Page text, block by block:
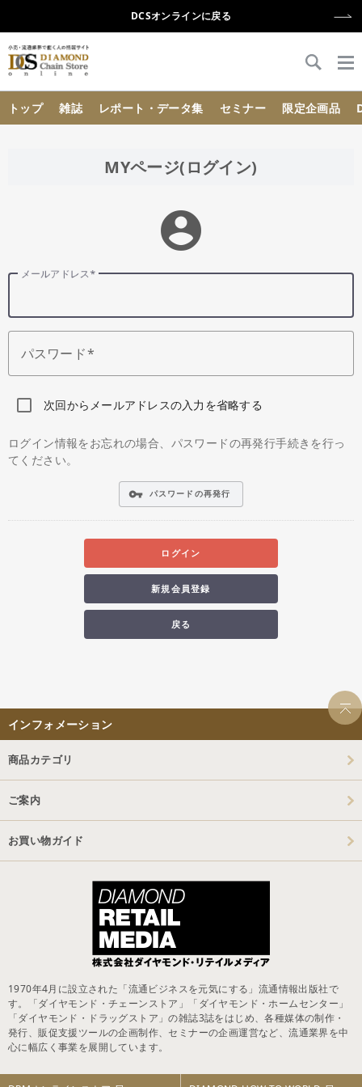
DCSオンラインに戻る
トップ 雑誌 レポート・データ集 セミナー 限定企画品
MYページ(ログイン)
account_circle
メールアドレス
パスワード
次回からメールアドレスの入力を省略する
ログイン情報をお忘れの場合、パスワードの再発行手続きを行っ
てください。
vpn_key パスワードの再発行
ログイン
新規会員登録
戻る
インフォメーション
商品カテゴリ
ご案内
お買い物ガイド
1970年4月に設立された「流通ビジネスを元気にする」流通情報出版社で
す。「ダイヤモンド・チェーンストア」「ダイヤモンド・ホームセンター」
「ダイヤモンド・ドラッグストア」の雑誌3誌をはじめ、各種媒体の制作・
発行、販促支援ツールの企画制作、セミナーの企画運営など、流通業界を中
心に幅広く事業を展開しています。